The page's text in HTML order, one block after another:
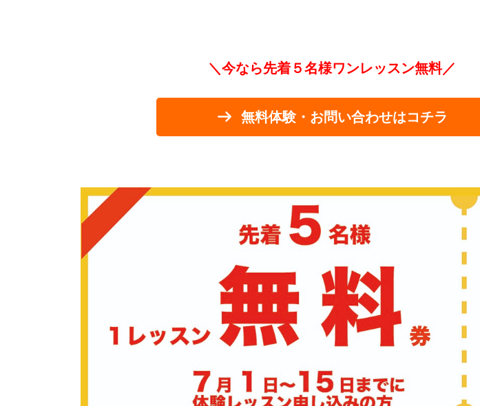
＼今なら先着５名様ワンレッスン無料／
無料体験・お問い合わせはコチラ